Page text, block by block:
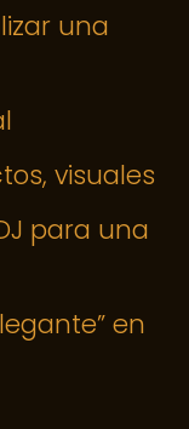
una
visuales
para una
en